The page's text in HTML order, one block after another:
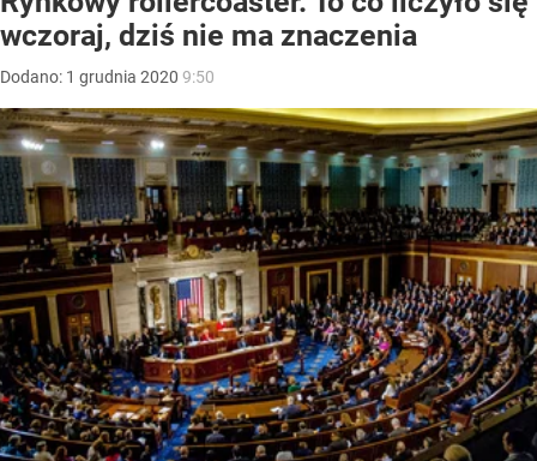
wczoraj, dziś nie ma znaczenia
Dodano: 1 grudnia 2020 9:50